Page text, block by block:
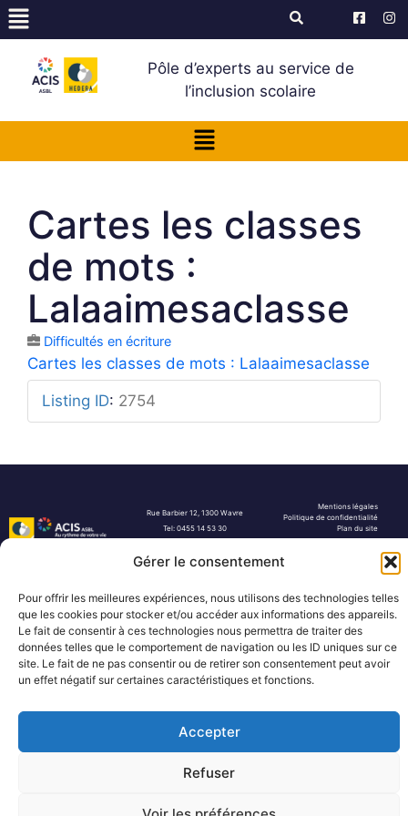
Gérer le consentement
Pour offrir les meilleures expériences, nous utilisons des technologies telles
que les cookies pour stocker et/ou accéder aux informations des appareils.
Le fait de consentir à ces technologies nous permettra de traiter des
données telles que le comportement de navigation ou les ID uniques sur ce
site. Le fait de ne pas consentir ou de retirer son consentement peut avoir
un effet négatif sur certaines caractéristiques et fonctions.
Accepter
Refuser
Pôle d’experts au service de
l’inclusion scolaire
Cartes les classes
de mots :
Lalaaimesaclasse
Difficultés en écriture
Cartes les classes de mots : Lalaaimesaclasse
Listing ID: 2754
Rue Barbier 12, 1300 Wavre
Tel: 0455 14 53 30
Mentions légales
Politique de confidentialité
Plan du site